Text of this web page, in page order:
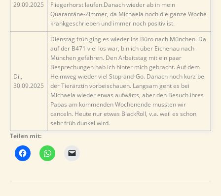
29.09.2025
Fliegerhorst laufen.Danach wieder ab in mein
Quarantäne-Zimmer, da Michaela noch die ganze Woche
krankgeschrieben und immer noch positiv ist.
Di.,
30.09.2025
Dienstag früh ging es wieder ins Büro nach München. Da
auf der B471 viel los war, bin ich über Eichenau nach
München gefahren. Den Arbeitstag mit ein paar
Besprechungen hab ich hinter mich gebracht. Auf dem
Heimweg wieder viel Stop-and-Go. Danach noch kurz bei
der Tierärztin vorbeischauen. Langsam geht es bei
Michaela wieder etwas aufwärts, aber den Besuch ihres
Papas am kommenden Wochenende mussten wir
canceln. Heute nur etwas BlackRoll, v.a. weil es schon
sehr früh dunkel wird.
Teilen mit: